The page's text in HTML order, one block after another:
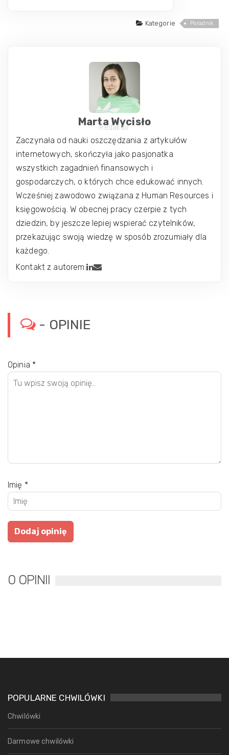
Kategorie Poradnik
Marta Wycisło
Redaktor
Zaczynała od nauki oszczędzania z artykułów
internetowych, skończyła jako pasjonatka
wszystkich zagadnień finansowych i
gospodarczych, o których chce edukować innych.
Wcześniej zawodowo związana z Human Resources i
księgowością. W obecnej pracy czerpie z tych
dziedzin, by jeszcze lepiej wspierać czytelników,
przekazując swoją wiedzę w sposób zrozumiały dla
każdego.
Kontakt z autorem:
- OPINIE
Opinia *
Imię *
0 OPINII
POPULARNE CHWILÓWKI
Chwilówki
Darmowe chwilówki